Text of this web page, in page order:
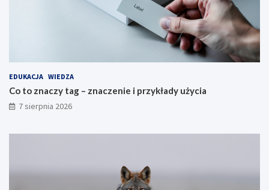
EDUKACJA WIEDZA
Co to znaczy tag – znaczenie i przykłady użycia
7 sierpnia 2026